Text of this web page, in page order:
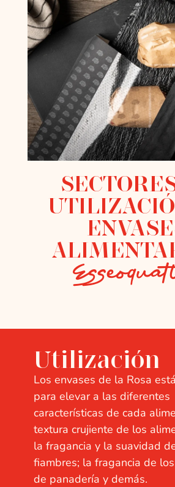
Utilización
Los envases de la Rosa
para elevar a las diferentes
características de cada
textura crujiente de los
la fragancia y la suavidad
fiambres; la fragancia de
de panadería y demás.